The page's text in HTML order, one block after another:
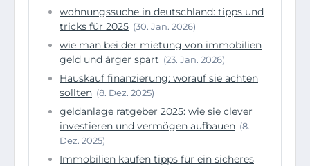
wohnungssuche in deutschland: tipps und
tricks für 2025 (30. Jan. 2026)
wie man bei der mietung von immobilien
geld und ärger spart (23. Jan. 2026)
Hauskauf finanzierung: worauf sie achten
sollten (8. Dez. 2025)
geldanlage ratgeber 2025: wie sie clever
investieren und vermögen aufbauen (8.
Dez. 2025)
Immobilien kaufen tipps für ein sicheres